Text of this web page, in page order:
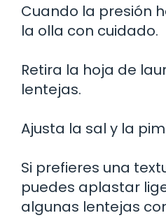
Cuando la presión
la olla con cuidado.
Retira la hoja de
lentejas.
Ajusta la sal y la
Si prefieres una
puedes aplastar
algunas lentejas